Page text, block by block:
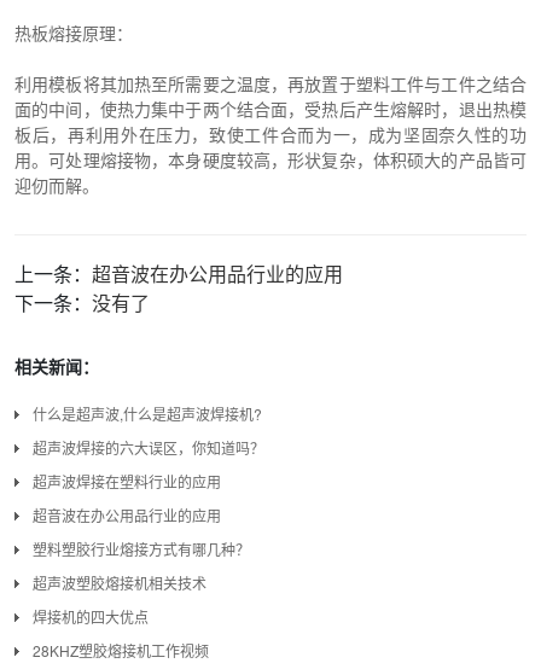
热板熔接原理：
利用模板将其加热至所需要之温度，再放置于塑料工件与工件之结合
面的中间，使热力集中于两个结合面，受热后产生熔解时，退出热模
板后，再利用外在压力，致使工件合而为一，成为坚固奈久性的功
用。可处理熔接物，本身硬度较高，形状复杂，体积硕大的产品皆可
迎仞而解。
上一条： 超音波在办公用品行业的应用
下一条： 没有了
相关新闻：
什么是超声波,什么是超声波焊接机?
超声波焊接的六大误区，你知道吗？
超声波焊接在塑料行业的应用
超音波在办公用品行业的应用
塑料塑胶行业熔接方式有哪几种？
超声波塑胶熔接机相关技术
焊接机的四大优点
28KHZ塑胶熔接机工作视频